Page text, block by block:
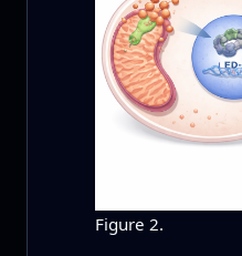
Figure 2.